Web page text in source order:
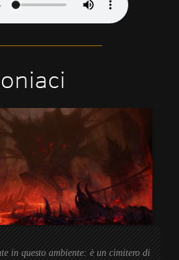
in questo ambiente: è un cimitero di